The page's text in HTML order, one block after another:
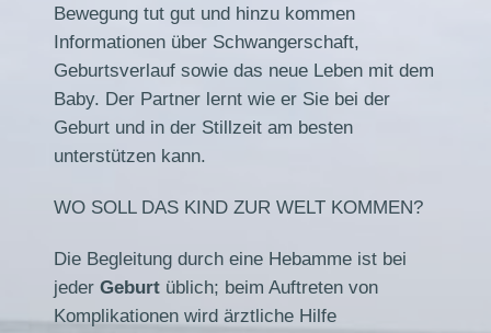
Bewegung tut gut und hinzu kommen
Informationen über Schwangerschaft,
Geburtsverlauf sowie das neue Leben mit dem
Baby. Der Partner lernt wie er Sie bei der
Geburt und in der Stillzeit am besten
unterstützen kann.
WO SOLL DAS KIND ZUR WELT KOMMEN?
Die Begleitung durch eine Hebamme ist bei
jeder Geburtüblich; beim Auftreten von
Komplikationen wird ärztliche Hilfe